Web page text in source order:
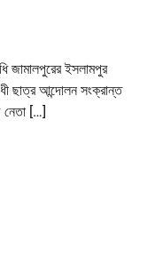
জামালপুরের ইসলামপুর
ছাত্র আন্দোলন সংক্রান্ত
নেতা […]